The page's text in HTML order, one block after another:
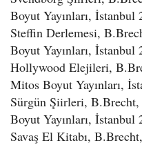
Boyut Yayınları, İstanbul
Steffin Derlemesi,
Boyut Yayınları, İstanbul
Hollywood Elejileri,
Mitos Boyut Yayınları,
Sürgün Şiirleri,
Boyut Yayınları, İstanbul
Savaş El Kitabı,